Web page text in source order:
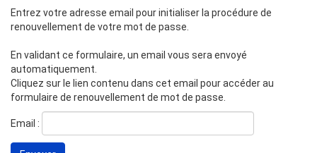
Entrez votre adresse email pour initialiser la procédure de
renouvellement de votre mot de passe.
En validant ce formulaire, un email vous sera envoyé
automatiquement.
Cliquez sur le lien contenu dans cet email pour accéder au
formulaire de renouvellement de mot de passe.
Email :